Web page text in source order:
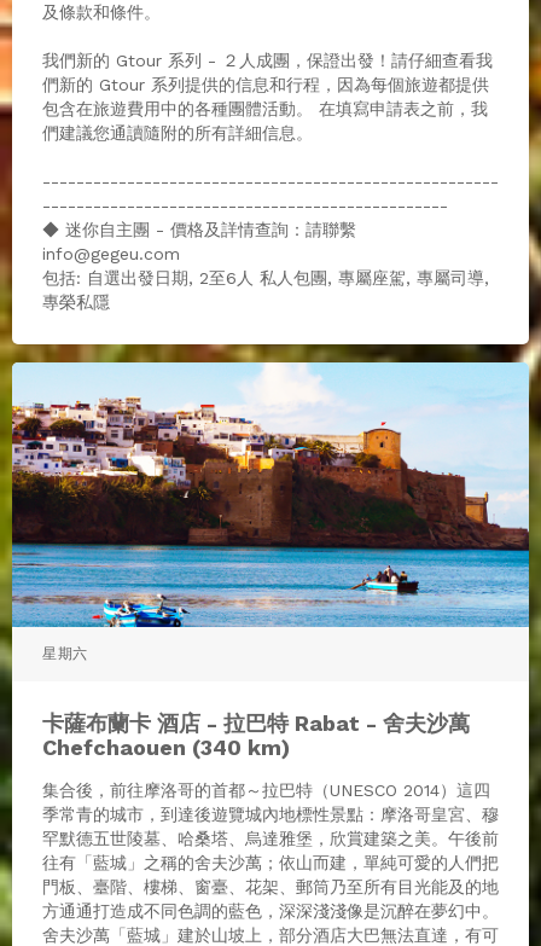
及條款和條件。
我們新的 Gtour 系列 - ２人成團，保證出發！請仔細查看我
們新的 Gtour 系列提供的信息和行程，因為每個旅遊都提供
包含在旅遊費用中的各種團體活動。 在填寫申請表之前，我
們建議您通讀隨附的所有詳細信息。
------------------------------------------------------
------------------------------------------------
◆ 迷你自主團 - 價格及詳情查詢：請聯繫
info@gegeu.com
包括: 自選出發日期, 2至6人 私人包團, 專屬座駕, 專屬司導,
專榮私隱
星期六
卡薩布蘭卡 酒店 - 拉巴特 Rabat - 舍夫沙萬
Chefchaouen (340 km)
集合後，前往摩洛哥的首都～拉巴特（UNESCO 2014）這四
季常青的城市，到達後遊覽城內地標性景點：摩洛哥皇宮、穆
罕默德五世陵墓、哈桑塔、烏達雅堡，欣賞建築之美。午後前
往有「藍城」之稱的舍夫沙萬；依山而建，單純可愛的人們把
門板、臺階、樓梯、窗臺、花架、郵筒乃至所有目光能及的地
方通通打造成不同色調的藍色，深深淺淺像是沉醉在夢幻中。
舍夫沙萬「藍城」建於山坡上，部分酒店大巴無法直達，有可